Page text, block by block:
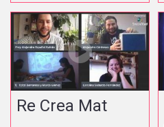
Re Crea Mat